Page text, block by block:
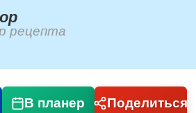
рецепта
В планер Поделиться